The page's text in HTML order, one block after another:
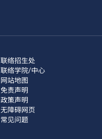
联络招生处
联络学院/中心
网站地图
免责声明
政策声明
无障碍网页
常见问题